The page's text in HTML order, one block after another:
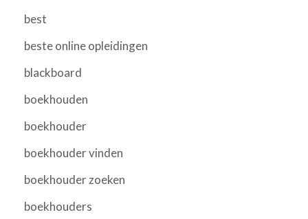
best
beste online opleidingen
blackboard
boekhouden
boekhouder
boekhouder vinden
boekhouder zoeken
boekhouders